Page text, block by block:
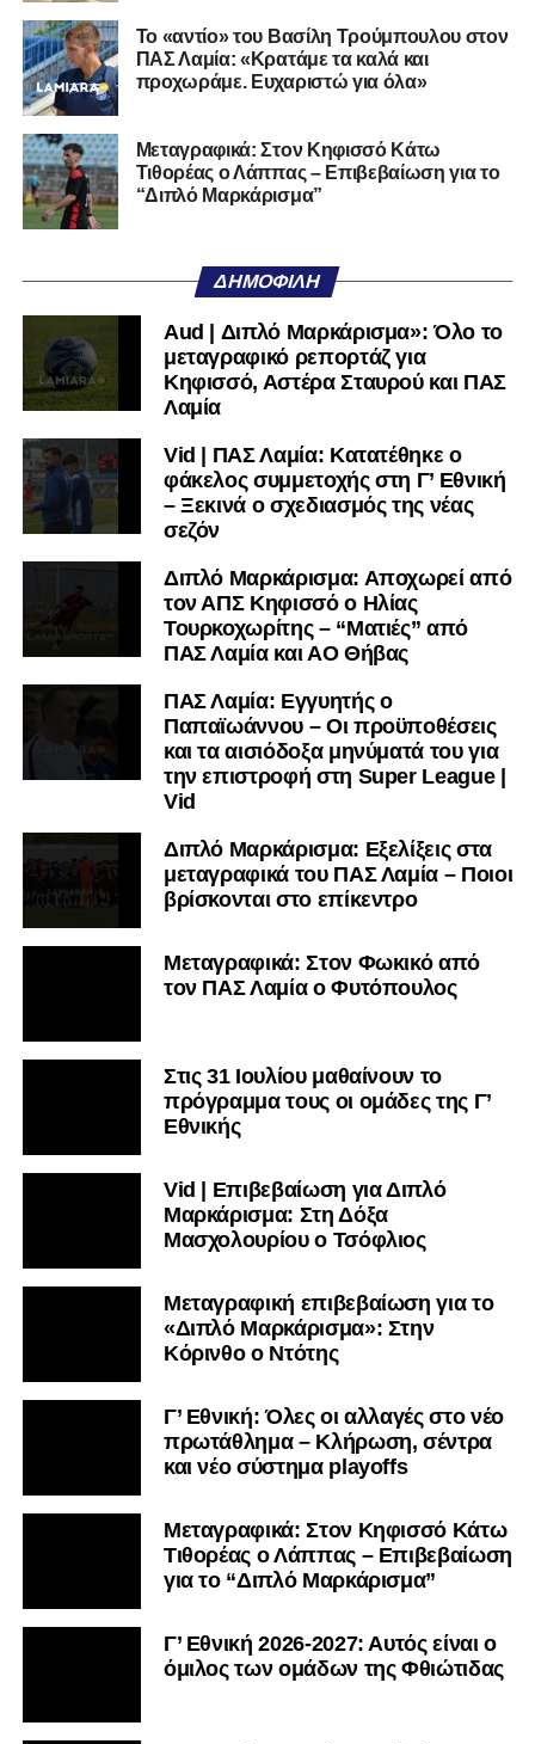
Cilento και Castrovillari, έχοντας ξεκινήσει την
ποδοσφαιρική του διαδρομή από τον Απόλλωνα Σμύρνης.
Τον καλωσορίζουμε στην οικογένεια του Σαρωνικού και
του ευχόμαστε υγεία και επιτυχίες.»
Ακολουθήστε τοlamiara.grστοGoogle Newsγια να
μαθαίνετε πρώτοι τα κυανόλευκα νέα στην Ελλάδα και τον
Twitterκαι στοInstagram
μαθαίνετε σε χρόνο dt όλα τα νέα.
Το «αντίο» του Βασίλη Τρούμπουλου στον
ΠΑΣ Λαμία: «Κρατάμε τα καλά και
προχωράμε. Ευχαριστώ για όλα»
Μεταγραφικά: Στον Κηφισσό Κάτω
Τιθορέας ο Λάππας – Επιβεβαίωση για το
“Διπλό Μαρκάρισμα”
ΔΗΜΟΦΙΛΉ
Aud | Διπλό Μαρκάρισμα»: Όλο το
μεταγραφικό ρεπορτάζ για
Κηφισσό, Αστέρα Σταυρού και ΠΑΣ
Λαμία
Vid | ΠΑΣ Λαμία: Κατατέθηκε ο
φάκελος συμμετοχής στη Γ’ Εθνική
– Ξεκινά ο σχεδιασμός της νέας
σεζόν
Διπλό Μαρκάρισμα: Αποχωρεί από
τον ΑΠΣ Κηφισσό ο Ηλίας
Τουρκοχωρίτης – “Ματιές” από
ΠΑΣ Λαμία και ΑΟ Θήβας
ΠΑΣ Λαμία: Εγγυητής ο
Παπαϊωάννου – Οι προϋποθέσεις
και τα αισιόδοξα μηνύματά του για
την επιστροφή στη Super League |
Vid
Διπλό Μαρκάρισμα: Εξελίξεις στα
μεταγραφικά του ΠΑΣ Λαμία – Ποιοι
βρίσκονται στο επίκεντρο
Μεταγραφικά: Στον Φωκικό από
τον ΠΑΣ Λαμία ο Φυτόπουλος
Στις 31 Ιουλίου μαθαίνουν το
πρόγραμμα τους οι ομάδες της Γ’
Εθνικής
Vid | Επιβεβαίωση για Διπλό
Μαρκάρισμα: Στη Δόξα
Μασχολουρίου ο Τσόφλιος
Μεταγραφική επιβεβαίωση για το
«Διπλό Μαρκάρισμα»: Στην
Κόρινθο ο Ντότης
Γ’ Εθνική: Όλες οι αλλαγές στο νέο
πρωτάθλημα – Κλήρωση, σέντρα
και νέο σύστημα playoffs
Μεταγραφικά: Στον Κηφισσό Κάτω
Τιθορέας ο Λάππας – Επιβεβαίωση
για το “Διπλό Μαρκάρισμα”
Γ’ Εθνική 2026-2027: Αυτός είναι ο
όμιλος των ομάδων της Φθιώτιδας